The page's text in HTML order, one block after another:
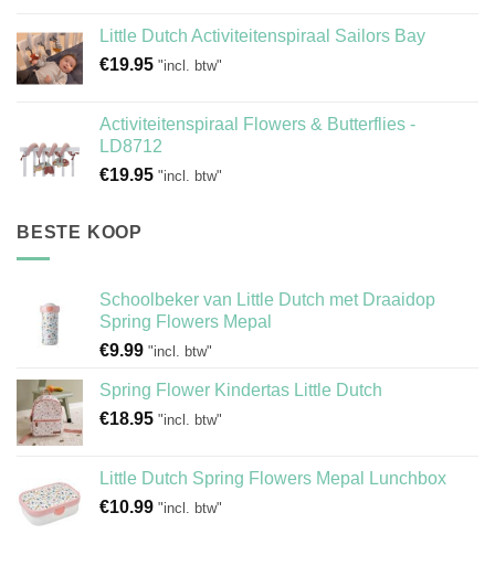
Little Dutch Activiteitenspiraal Sailors Bay
€19.95 "incl. btw"
Activiteitenspiraal Flowers & Butterflies -
LD8712
€19.95 "incl. btw"
BESTE KOOP
Schoolbeker van Little Dutch met Draaidop
Spring Flowers Mepal
€9.99 "incl. btw"
Spring Flower Kindertas Little Dutch
€18.95 "incl. btw"
Little Dutch Spring Flowers Mepal Lunchbox
€10.99 "incl. btw"